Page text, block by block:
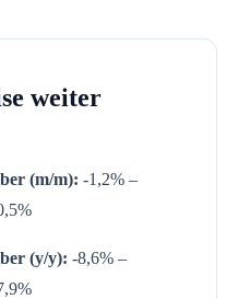
weiter
(m/m): -1,2% –
(y/y): -8,6% –